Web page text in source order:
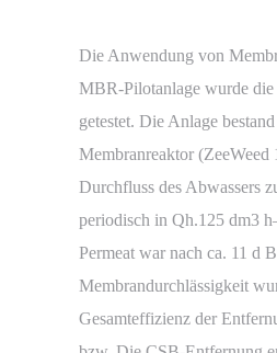
Die Anwendung von
MBR-Pilotanlage wurde die
getestet. Die Anlage
Membranreaktor
Durchfluss des Abwassers
periodisch in Qh.125 dm3
Permeat war nach ca. 11 d
Membrandurchlässigkeit
Gesamteffizienz der